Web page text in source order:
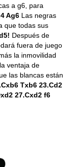
a g6, para
Ag6 Las negras
que todas sus
Después de
fuera de juego
la inmovilidad
ventaja de
las blancas están
Txb6 23.Cd2
27.Cxd2 f6